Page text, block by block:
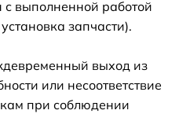
с выполненной работой
запчасти).
выход из
или несоответствие
при соблюдении